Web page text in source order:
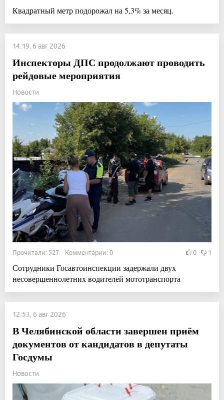
Квадратный метр подорожал на 5,3% за месяц.
14:19, 6 авг 2026
Инспекторы ДПС продолжают проводить
рейдовые мероприятия
Новости
Прочитали: 527 Комментарии: 0 0 1
Сотрудники Госавтоинспекции задержали двух
несовершеннолетних водителей мототранспорта
12:53, 6 авг 2026
В Челябинской области завершен приём
документов от кандидатов в депутаты
Госдумы
Новости